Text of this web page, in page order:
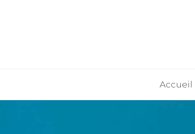
Accueil